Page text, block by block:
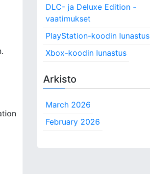
DLC- ja Deluxe Edition -
vaatimukset
PlayStation-koodin lunastus
Xbox-koodin lunastus
Arkisto
March 2026
February 2026